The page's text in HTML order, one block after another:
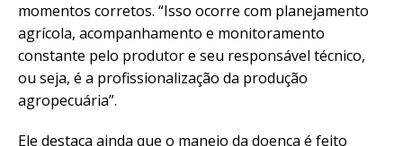
momentos corretos. “Isso ocorre com planejamento
agrícola, acompanhamento e monitoramento
constante pelo produtor e seu responsável técnico,
ou seja, é a profissionalização da produção
agropecuária”.
Ele destaca ainda que o manejo da doença é feito